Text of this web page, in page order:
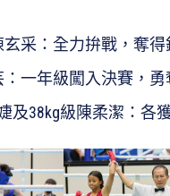
玄采：全力拚戰，奪得
：一年級闖入決賽，勇
及38kg級陳柔潔：各